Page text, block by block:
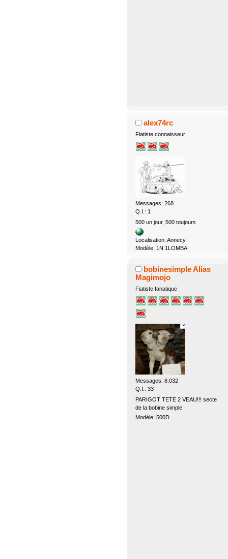
alex74rc
Fiatiste connaisseur
Messages: 268
Q.I.: 1
500 un jour, 500 toujours
Localisation: Annecy
Modèle: 1N 1LOMBA
bobinesimple Alias
Magimojo
Fiatiste fanatique
Messages: 8.032
Q.I.: 33
PARIGOT TETE 2 VEAU!!! secte
de la bobine simple
Modèle: 500D